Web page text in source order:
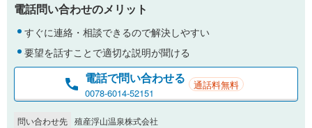
金利
0.01%
電話問い合わせのメリット
すぐに連絡・相談できるので解決しやすい
要望を話すことで適切な説明が聞ける
電話で問い合わせる
0078-6014-52151
通話料無料
問い合わせ先 殖産浮山温泉株式会社